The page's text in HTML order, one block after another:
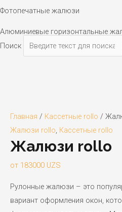
Фотопечатные жалюзи
Алюминиевые горизонтальные
Поиск
Главная / Кассетные rollo /
Жалюзи rollo, Кассетные rollo
Жалюзи rollo
от 183000 UZS
Рулонные жалюзи – это
вариант оформления окон,